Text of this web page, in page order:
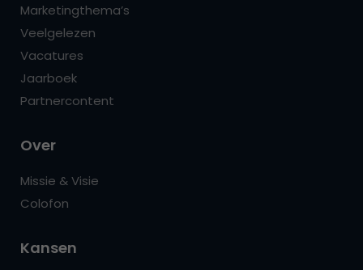
Marketingthema’s
Veelgelezen
Vacatures
Jaarboek
Partnercontent
Over
Missie & Visie
Colofon
Kansen